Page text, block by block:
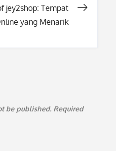
jey2shop: Tempat
yang Menarik
be published. Required